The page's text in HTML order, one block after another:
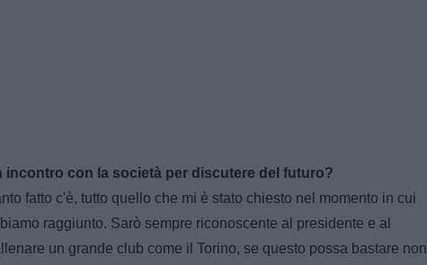
incontro con la società per discutere del futuro?
fatto c'è, tutto quello che mi è stato chiesto nel momento in cui
raggiunto. Sarò sempre riconoscente al presidente e al
un grande club come il Torino, se questo possa bastare non